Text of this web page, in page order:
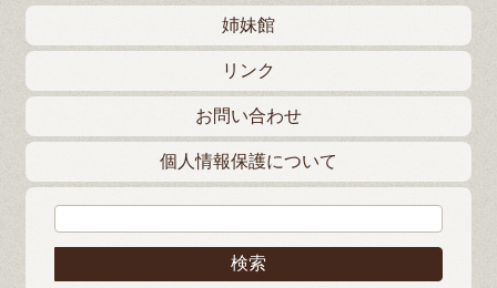
姉妹館
リンク
お問い合わせ
個人情報保護について